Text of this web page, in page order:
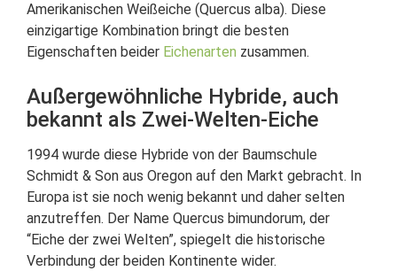
Amerikanischen Weißeiche (Quercus alba). Diese
einzigartige Kombination bringt die besten
Eigenschaften beider Eichenarten zusammen.
Außergewöhnliche Hybride, auch
bekannt als Zwei-Welten-Eiche
1994 wurde diese Hybride von der Baumschule
Schmidt & Son aus Oregon auf den Markt gebracht. In
Europa ist sie noch wenig bekannt und daher selten
anzutreffen. Der Name Quercus bimundorum, der
“Eiche der zwei Welten”, spiegelt die historische
Verbindung der beiden Kontinente wider.